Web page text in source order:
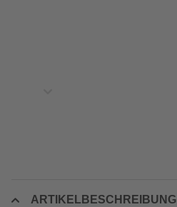
ARTIKELBESCHREIBUNG